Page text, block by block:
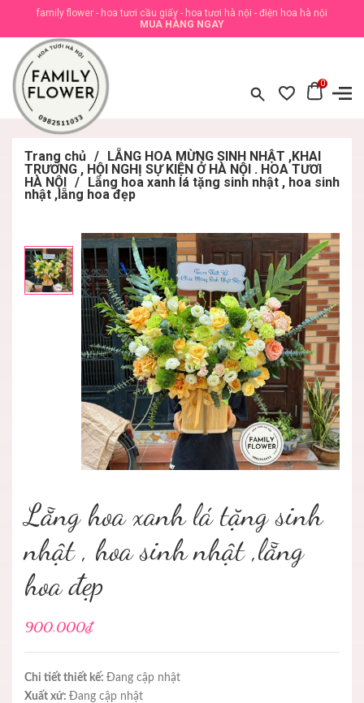
family flower - hoa tươi cầu giấy - hoa tươi hà nội - điện hoa hà nội
MUA HÀNG NGAY
0
Trang chủ / LẴNG HOA MỪNG SINH NHẬT ,KHAI
TRƯƠNG , HỘI NGHỊ SỰ KIỆN Ở HÀ NỘI . HOA TƯƠI
HÀ NỘI / Lẵng hoa xanh lá tặng sinh nhật , hoa sinh
nhật ,lẵng hoa đẹp
Lẵng hoa xanh lá tặng sinh
nhật , hoa sinh nhật ,lẵng
hoa đẹp
900.000₫
Chi tiết thiết kế: Đang cập nhật
Xuất xứ: Đang cập nhật